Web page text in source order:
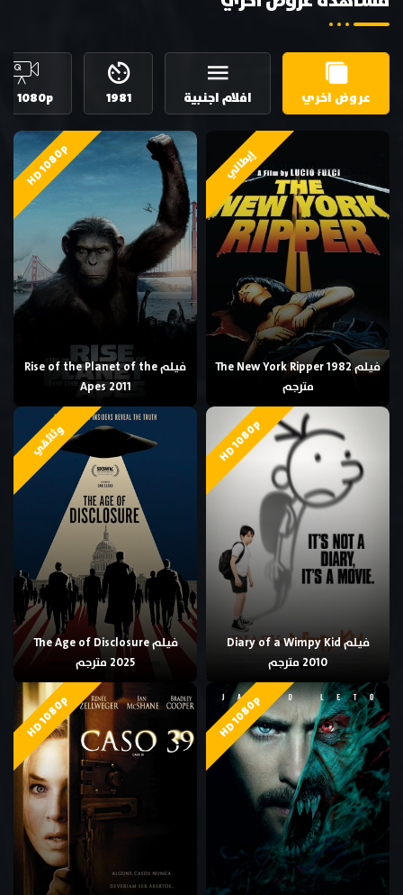
عروض اخري افلام اجنبية 1981
1080p
إيطالي
فيلم The New York Ripper 1982
مترجم
HD 1080p
فيلم Rise of the Planet of the
Apes 2011
HD 1080p
فيلم Diary of a Wimpy Kid
2010 مترجم
وثائقي
فيلم The Age of Disclosure
2025 مترجم
HD 1080p
HD 1080p